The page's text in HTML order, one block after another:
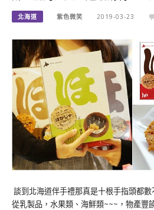
北海道 紫色微笑 2019-03-23
談到北海道伴手禮那真是十根手指頭都數
從乳製品，水果類、海鮮類~~~，物產豐